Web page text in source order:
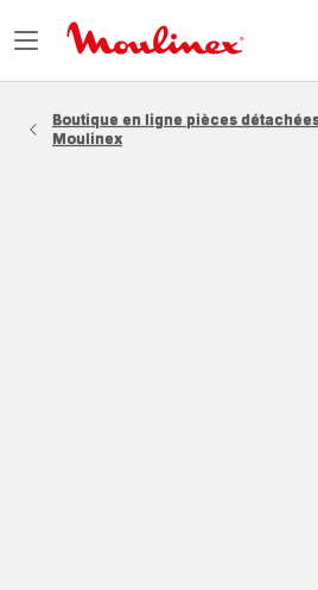
Ouvrir
Boutique en ligne pièces
Moulinex